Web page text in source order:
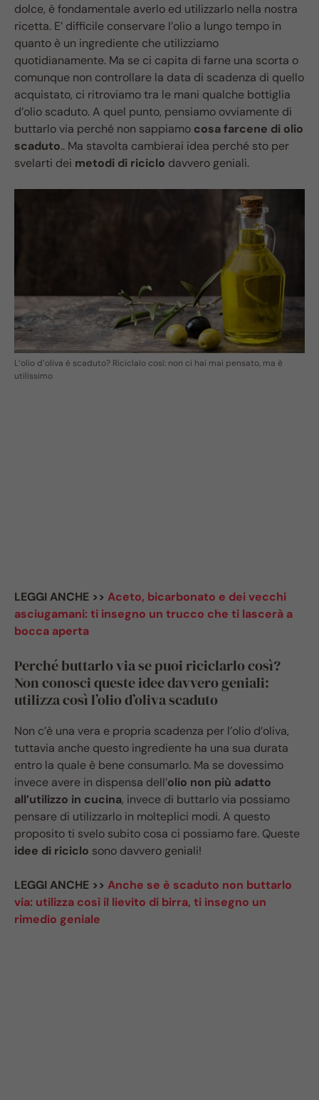
dolce, è fondamentale averlo ed utilizzarlo nella nostra
ricetta. E’ difficile conservare l’olio a lungo tempo in
quanto è un ingrediente che utilizziamo
quotidianamente. Ma se ci capita di farne una scorta o
comunque non controllare la data di scadenza di quello
acquistato, ci ritroviamo tra le mani qualche bottiglia
d’olio scaduto. A quel punto, pensiamo ovviamente di
buttarlo via perché non sappiamo cosa farcene di olio
scaduto.. Ma stavolta cambierai idea perché sto per
svelarti dei metodi di riciclo davvero geniali.
L’olio d’oliva è scaduto? Riciclalo così: non ci hai mai pensato, ma è
utilissimo
LEGGI ANCHE >> Aceto, bicarbonato e dei vecchi
asciugamani: ti insegno un trucco che ti lascerà a
bocca aperta
Perché buttarlo via se puoi riciclarlo così?
Non conosci queste idee davvero geniali:
utilizza così l’olio d’oliva scaduto
Non c’è una vera e propria scadenza per l’olio d’oliva,
tuttavia anche questo ingrediente ha una sua durata
entro la quale è bene consumarlo. Ma se dovessimo
invece avere in dispensa dell’olio non più adatto
all’utilizzo in cucina, invece di buttarlo via possiamo
pensare di utilizzarlo in molteplici modi. A questo
proposito ti svelo subito cosa ci possiamo fare. Queste
idee di riciclo sono davvero geniali!
LEGGI ANCHE >> Anche se è scaduto non buttarlo
via: utilizza così il lievito di birra, ti insegno un
rimedio geniale